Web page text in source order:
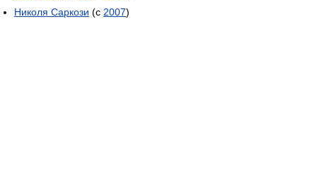
Николя Саркози (с 2007)